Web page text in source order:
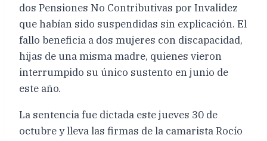
dos Pensiones No Contributivas por Invalidez
que habían sido suspendidas sin explicación. El
fallo beneficia a dos mujeres con discapacidad,
hijas de una misma madre, quienes vieron
interrumpido su único sustento en junio de
este año.
La sentencia fue dictada este jueves 30 de
octubre y lleva las firmas de la camarista Rocío